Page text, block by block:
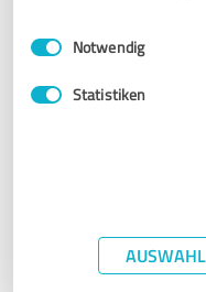
Impressum
Einwilligungsauswahl
Notwendig
Statistiken
Dies Seminar war eins
teilnehmen konnte,
verspiegelt. Es war
auch ein sehr
verschiedene
gesamte coaching
und für seine
wurden zielsicher
"wahren Leben"